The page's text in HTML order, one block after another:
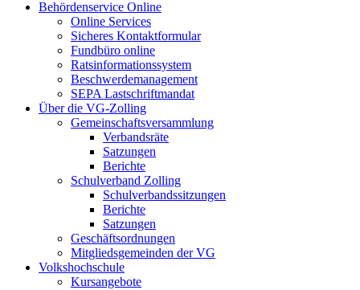
Behördenservice Online
Online Services
Sicheres Kontaktformular
Fundbüro online
Ratsinformationssystem
Beschwerdemanagement
SEPA Lastschriftmandat
Über die VG-Zolling
Gemeinschaftsversammlung
Verbandsräte
Satzungen
Berichte
Schulverband Zolling
Schulverbandssitzungen
Berichte
Satzungen
Geschäftsordnungen
Mitgliedsgemeinden der VG
Volkshochschule
Kursangebote